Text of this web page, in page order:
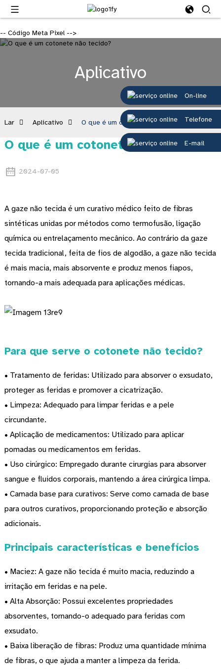
-- Código Meta Pixel -->
On-line
Telefone
E-mail
Aplicativo
Lar Aplicativo O que é um cotonete não tecido?
O que é um cotonete não tecido?
2024-07-05
A gaze não tecida é um curativo médico feito de fibras
sintéticas unidas por métodos como termofusão, ligação
química ou entrelaçamento mecânico. Ao contrário da gaze
tecida tradicional, feita de fios de algodão, a gaze não tecida
é mais macia, mais absorvente e produz menos fiapos,
tornando-a mais adequada para aplicações médicas.
Para que serve o cotonete não tecido?
• Tratamento de feridas: Utilizado para absorver o exsudato,
proteger as feridas e promover a cicatrização.
• Limpeza: Adequado para limpar feridas e a pele
circundante.
• Aplicação de medicamentos: Utilizado para aplicar
pomadas ou medicamentos em feridas.
• Uso cirúrgico: Empregado durante cirurgias para absorver
sangue e fluidos corporais, mantendo a área cirúrgica limpa.
• Camada base para curativos: Serve como camada de base
para outros curativos, proporcionando proteção e absorção
adicionais.
Principais características e benefícios
• Maciez: A gaze não tecida é muito macia, reduzindo a
irritação em feridas e na pele.
• Alta Absorção: Possui excelentes propriedades
absorventes, tornando-o adequado para feridas com
exsudato.
• Baixa liberação de fibras: Produz uma quantidade mínima
de fibras, o que ajuda a manter a limpeza da ferida.